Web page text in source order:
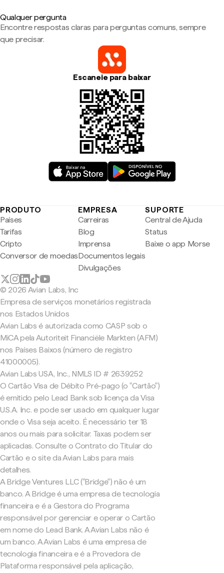
Qualquer pergunta
Encontre respostas claras para perguntas comuns, sempre
que precisar.
Escaneie para baixar
PRODUTO
Países
Tarifas
Cripto
Conversor de moedas
EMPRESA
Carreiras
Blog
Imprensa
Documentos legais
Divulgações
SUPORTE
Central de Ajuda
Status
Baixe o app Morse
© 2026 Avian Labs, Inc
Empresa de serviços monetários registrada
nos Estados Unidos
Avian Labs é autorizada como CASP sob o
MiCA pela Autoriteit Financiële Markten (AFM)
nos Países Baixos (número de registro
41000005).
Avian Labs USA, Inc., NMLS ID # 2639252
O Cartão Visa de Débito Pré-pago (o "Cartão")
é emitido pelo Lead Bank sob licença da Visa
U.S.A. Inc. e pode ser usado em qualquer lugar
onde o Visa seja aceito. É necessário ter 18
anos ou mais para solicitar. Taxas podem ser
aplicadas. Consulte o Contrato do Titular do
Cartão e o site da Avian Labs para mais
detalhes.
A Bridge Ventures LLC ("Bridge") não é um
banco. A Bridge é uma empresa de tecnologia
financeira e é a Gestora do Programa
responsável por gerenciar e operar o Cartão
em nome do Lead Bank. A Avian Labs não é
um banco. A Avian Labs é uma empresa de
tecnologia financeira e é a Provedora de
Plataforma responsável pela aplicação,